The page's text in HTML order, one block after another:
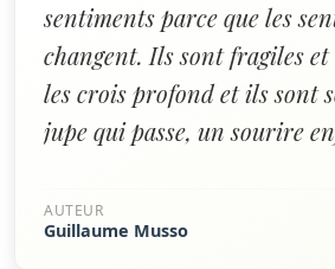
sentiments parce que les
changent. Ils sont fragiles
les crois profond et ils sont
jupe qui passe, un sourire
AUTEUR
Guillaume Musso